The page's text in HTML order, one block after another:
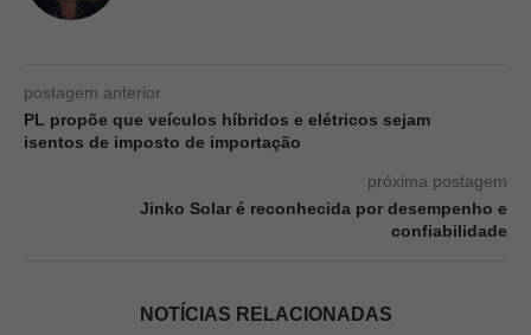
postagem anterior
PL propõe que veículos híbridos e elétricos sejam
isentos de imposto de importação
próxima postagem
Jinko Solar é reconhecida por desempenho e
confiabilidade
NOTÍCIAS RELACIONADAS